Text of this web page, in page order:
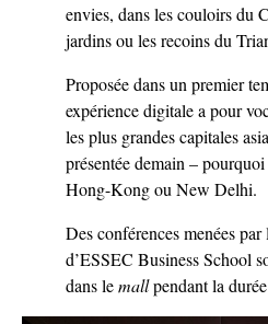
envies, dans les couloirs du
jardins ou les recoins du
Proposée dans un premier
expérience digitale a pour
les plus grandes capitales
présentée demain –
Hong-Kong ou New Delhi.
Des conférences menées
d’ESSEC Business School
dans lemallpendant la